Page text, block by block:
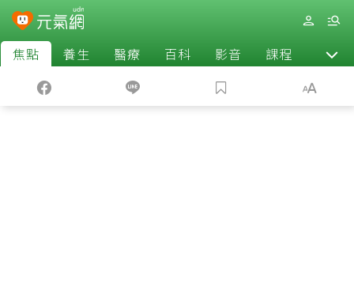
焦點 養生 醫療 百科 影音 課程 退休